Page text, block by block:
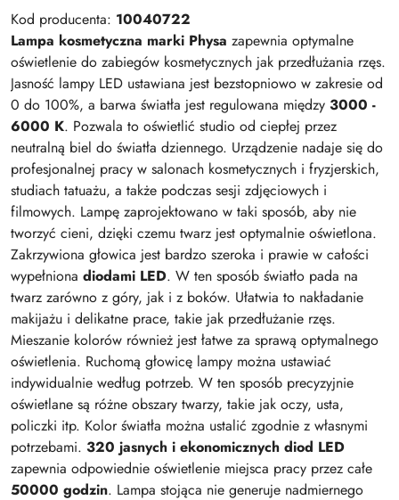
Kod producenta: 10040722
Lampa kosmetyczna marki Physa zapewnia optymalne
oświetlenie do zabiegów kosmetycznych jak przedłużania rzęs.
Jasność lampy LED ustawiana jest bezstopniowo w zakresie od
0 do 100%, a barwa światła jest regulowana między 3000 -
6000 K. Pozwala to oświetlić studio od ciepłej przez
neutralną biel do światła dziennego. Urządzenie nadaje się do
profesjonalnej pracy w salonach kosmetycznych i fryzjerskich,
studiach tatuażu, a także podczas sesji zdjęciowych i
filmowych. Lampę zaprojektowano w taki sposób, aby nie
tworzyć cieni, dzięki czemu twarz jest optymalnie oświetlona.
Zakrzywiona głowica jest bardzo szeroka i prawie w całości
wypełniona diodami LED. W ten sposób światło pada na
twarz zarówno z góry, jak i z boków. Ułatwia to nakładanie
makijażu i delikatne prace, takie jak przedłużanie rzęs.
Mieszanie kolorów również jest łatwe za sprawą optymalnego
oświetlenia. Ruchomą głowicę lampy można ustawiać
indywidualnie według potrzeb. W ten sposób precyzyjnie
oświetlane są różne obszary twarzy, takie jak oczy, usta,
policzki itp. Kolor światła można ustalić zgodnie z własnymi
potrzebami. 320 jasnych i ekonomicznych diod LED
zapewnia odpowiednie oświetlenie miejsca pracy przez całe
50000 godzin. Lampa stojąca nie generuje nadmiernego